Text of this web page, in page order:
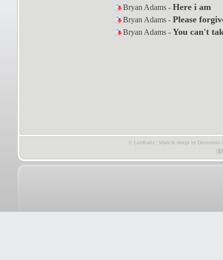
Bryan Adams - Here i am
Bryan Adams - Please
Bryan Adams - You can't
© LineRadio | Made & design by Dmitrienko